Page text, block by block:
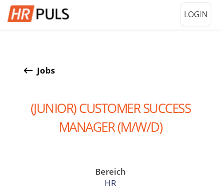
LOGIN
keyboard_backspace Jobs
(JUNIOR) CUSTOMER SUCCESS
MANAGER (M/W/D)
Bereich
HR